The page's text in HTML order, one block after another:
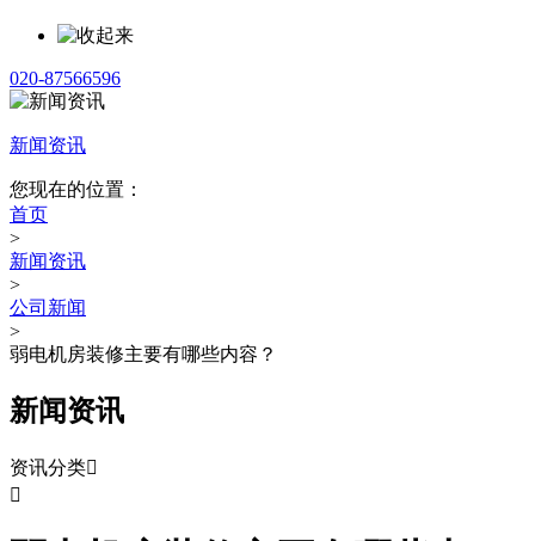
020-87566596
新闻资讯
您现在的位置：
首页
>
新闻资讯
>
公司新闻
>
弱电机房装修主要有哪些内容？
新闻资讯
资讯分类
